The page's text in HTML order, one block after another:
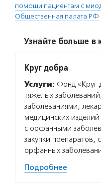
помощи пациентам с
Общественная палата РФ
Узнайте больше в
Круг добра
Услуги: Фонд «Круг
тяжелых
заболеваниями,
медицинских
с орфанными
закупки препаратов,
орфанных
Подробнее